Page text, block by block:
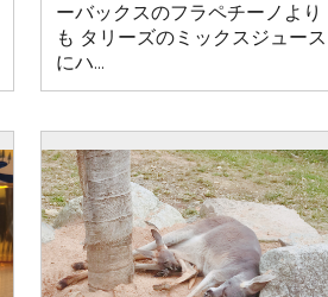
ーバックスのフラペチーノより
も タリーズのミックスジュース
にハ...